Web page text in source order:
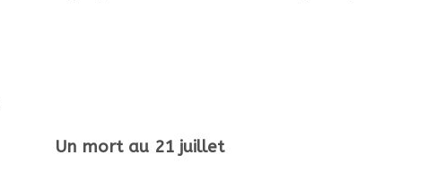
Un mort au 21 juillet